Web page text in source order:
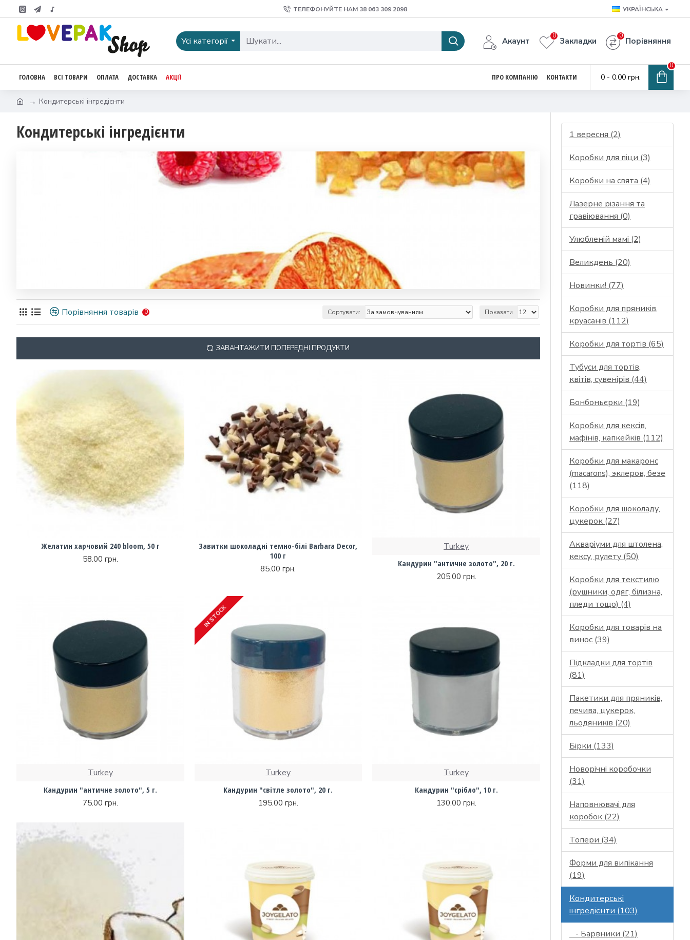
ТЕЛЕФОНУЙТЕ НАМ 38 ‎063 309 2098 УКРАЇНСЬКА
Усі категорії Акаунт Закладки
0
Порівняння
0
ГОЛОВНА ВСІ ТОВАРИ ОПЛАТА ДОСТАВКА АКЦІЇ ПРО КОМПАНІЮ КОНТАКТИ 0 - 0.00 грн.
0
Кондитерські інгредієнти
Кондитерські інгредієнти
Порівняння товарів 0 Сортувати: Показати
ЗАВАНТАЖИТИ ПОПЕРЕДНІ ПРОДУКТИ
Желатин харчовий 240 bloom, 50 г
58.00 грн.
Завитки шоколадні темно-білі Barbara Decor,
100 г
85.00 грн.
Turkey
Кандурин "античне золото", 20 г.
205.00 грн.
Turkey
Кандурин "античне золото", 5 г.
75.00 грн.
IN STOCK
Turkey
Кандурин "світле золото", 20 г.
195.00 грн.
Turkey
Кандурин "срібло", 10 г.
130.00 грн.
1 вересня (2)
Коробки для піци (3)
Коробки на свята (4)
Лазерне різання та
гравіювання (0)
Улюбленій мамі (2)
Великдень (20)
Новинки! (77)
Коробки для пряників,
круасанів (112)
Коробки для тортів (65)
Тубуси для тортів,
квітів, сувенірів (44)
Бонбоньєрки (19)
Коробки для кексів,
мафінів, капкейків (112)
Коробки для макаронс
(macarons), эклеров, безе
(118)
Коробки для шоколаду,
цукерок (27)
Акваріуми для штолена,
кексу, рулету (50)
Коробки для текстилю
(рушники, одяг, білизна,
пледи тощо) (4)
Коробки для товарів на
винос (39)
Підкладки для тортів
(81)
Пакетики для пряників,
печива, цукерок,
льодяників (20)
Бірки (133)
Новорічні коробочки
(31)
Наповнювачі для
коробок (22)
Топери (34)
Форми для випікання
(19)
Кондитерські
інгредієнти (103)
- Барвники (21)